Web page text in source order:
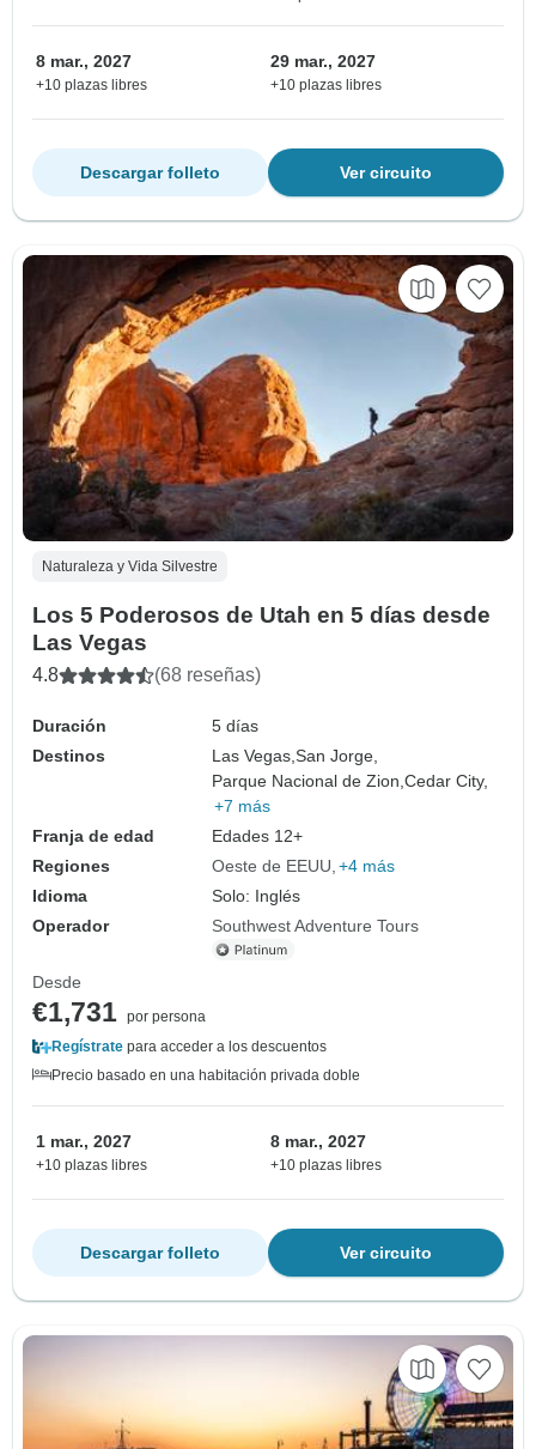
8 mar., 2027
+10 plazas libres
29 mar., 2027
+10 plazas libres
Ver circuito
Descargar folleto
Naturaleza y Vida Silvestre
Los 5 Poderosos de Utah en 5 días desde
Las Vegas
4.8 (68 reseñas)
Duración
5 días
Destinos
Las Vegas,San Jorge,
Parque Nacional de Zion,Cedar City,
+7 más
Franja de edad
Edades 12+
Regiones
Oeste de EEUU +4 más
Idioma
Solo: Inglés
Operador
Southwest Adventure Tours
Desde
€1,731 por persona
Regístrate para acceder a los descuentos
Precio basado en una habitación privada doble
1 mar., 2027
+10 plazas libres
8 mar., 2027
+10 plazas libres
Ver circuito
Descargar folleto